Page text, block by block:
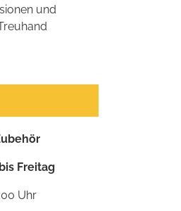
und
Freitag
Uhr